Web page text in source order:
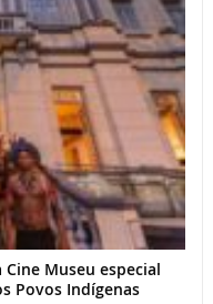
Museu especial
Povos Indígenas